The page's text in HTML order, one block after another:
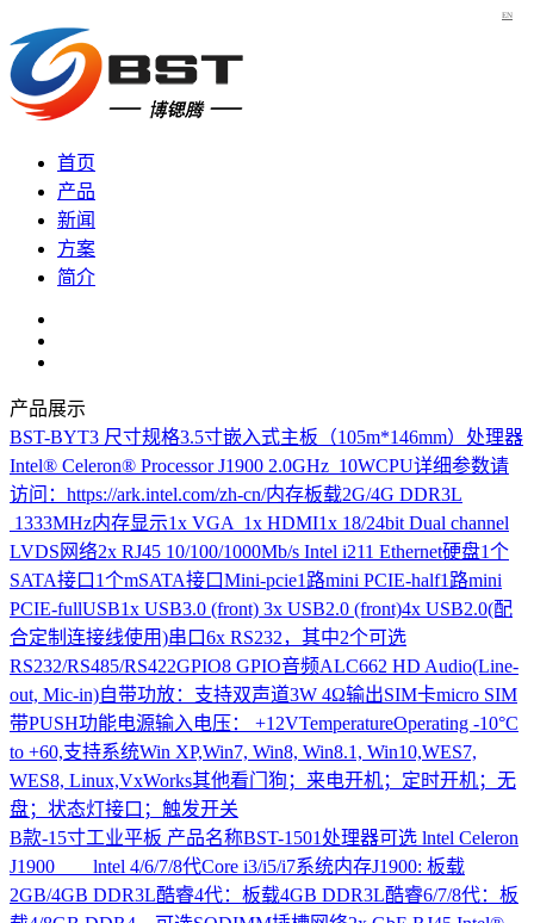
EN
首页
产品
新闻
方案
简介
产品展示
BST-BYT3 尺寸规格3.5寸嵌入式主板（105m*146mm）处理器
Intel® Celeron® Processor J1900 2.0GHz 10WCPU详细参数请
访问：https://ark.intel.com/zh-cn/内存板载2G/4G DDR3L
1333MHz内存显示1x VGA 1x HDMI1x 18/24bit Dual channel
LVDS网络2x RJ45 10/100/1000Mb/s Intel i211 Ethernet硬盘1个
SATA接口1个mSATA接口Mini-pcie1路mini PCIE-half1路mini
PCIE-fullUSB1x USB3.0 (front) 3x USB2.0 (front)4x USB2.0(配
合定制连接线使用)串口6x RS232，其中2个可选
RS232/RS485/RS422GPIO8 GPIO音频ALC662 HD Audio(Line-
out, Mic-in)自带功放：支持双声道3W 4Ω输出SIM卡micro SIM
带PUSH功能电源输入电压： +12VTemperatureOperating -10°C
to +60,支持系统Win XP,Win7, Win8, Win8.1, Win10,WES7,
WES8, Linux,VxWorks其他看门狗；来电开机；定时开机；无
盘；状态灯接口；触发开关
B款-15寸工业平板 产品名称BST-1501处理器可选 lntel Celeron
J1900 lntel 4/6/7/8代Core i3/i5/i7系统内存J1900: 板载
2GB/4GB DDR3L酷睿4代：板载4GB DDR3L酷睿6/7/8代：板